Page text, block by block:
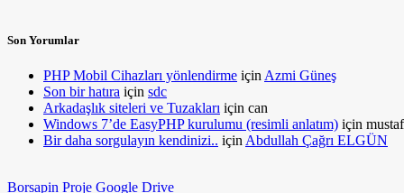
Son Yorumlar
PHP Mobil Cihazları yönlendirme için Azmi Güneş
Son bir hatıra için sdc
Arkadaşlık siteleri ve Tuzakları için can
Windows 7’de EasyPHP kurulumu (resimli anlatım) için
Bir daha sorgulayın kendinizi.. için Abdullah Çağrı ELGÜN
Borsapin Proje Google Drive